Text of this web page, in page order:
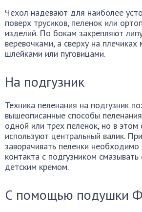
Чехол надевают для наиболее
поверх трусиков, пеленок или
изделий. По бокам закрепляют
веревочками, а сверху на
шлейками или пуговицами.
На подгузник
Техника пеленания на подгузник
вышеописанные способы
одной или трех пеленок, но в этом
используют центральный валик.
заворачивать пеленки необходимо
контакта с подгузником
детским кремом.
С помощью подушки